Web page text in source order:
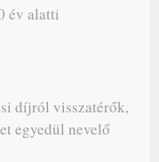
év alatti
díjról visszatérők,
egyedül nevelő